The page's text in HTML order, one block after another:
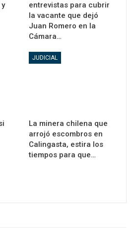
entrevistas para cubrir
la vacante que dejó
Juan Romero en la
Cámara…
JUDICIAL
La minera chilena que
arrojó escombros en
Calingasta, estira los
tiempos para que…